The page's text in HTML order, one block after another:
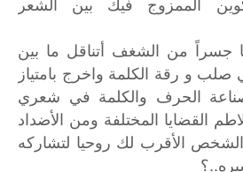
جسراً من الشغف أتناقل ما بين
و رقة الكلمة واخرج بامتياز
الحرف والكلمة في شعري
القضايا المختلفة ومن الأضداد
الأقرب لك روحيا لتشاركه